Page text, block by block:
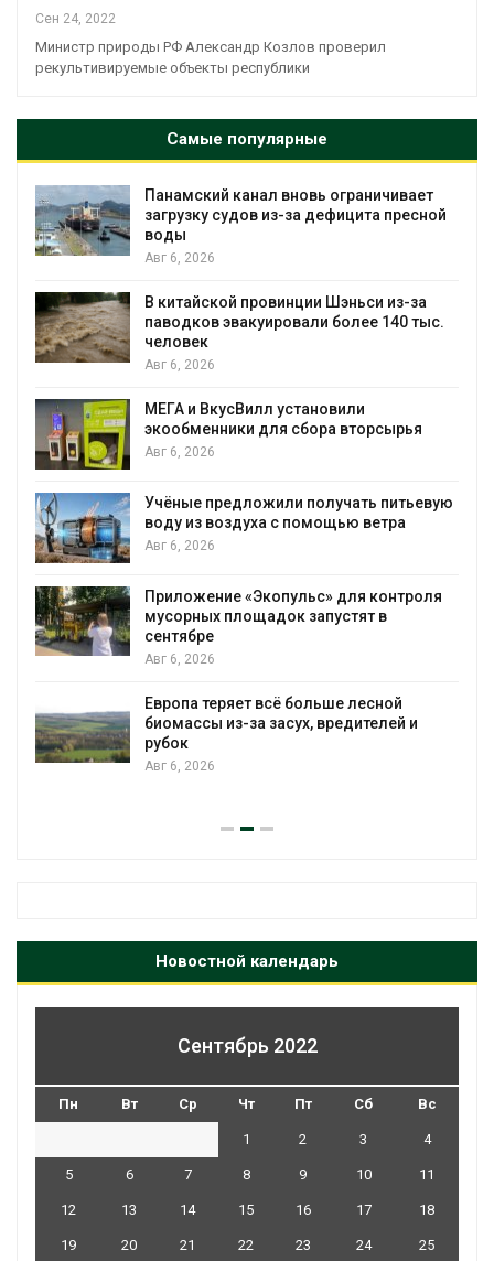
Сен 24, 2022
Министр природы РФ Александр Козлов проверил
рекультивируемые объекты республики
Самые популярные
канал вновь ограничивает
из-за дефицита пресной
провинции Шэньси из-за
более 140 тыс.
установили
для сбора вторсырья
получать питьевую
с помощью ветра
«Экопульс» для контроля
запустят в
всё больше лесной
за засух, вредителей и
В горах
новые места
Учёные
«животный»
производство
В пяти
более 800
Новый порядок
В Ирбите
Новостной календарь
Сентябрь 2022
Пн Вт Ср Чт Пт Сб Вс
1 2 3 4
5 6 7 8 9 10 11
12 13 14 15 16 17 18
19 20 21 22 23 24 25